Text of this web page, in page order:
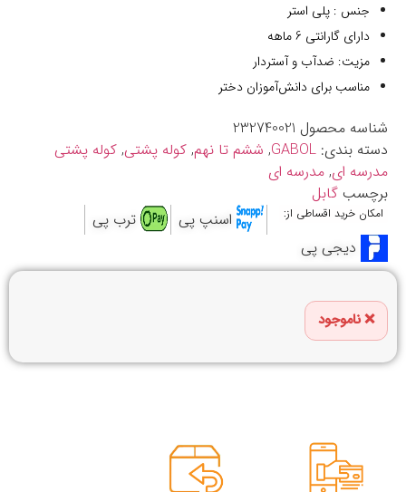
جنس : پلی استر
دارای گارانتی 6 ماهه
مزیت: ضدآب و آستردار
مناسب برای دانش‌آموزان دختر
شناسه محصول 232740021
دسته بندی: GABOL
, ششم تا نهم, کوله پشتی, کوله پشتی
مدرسه ای, مدرسه ای
برچسب گابل
امکان خرید اقساطی از: اسنپ پی
ترب پی
دیجی پی
ناموجود